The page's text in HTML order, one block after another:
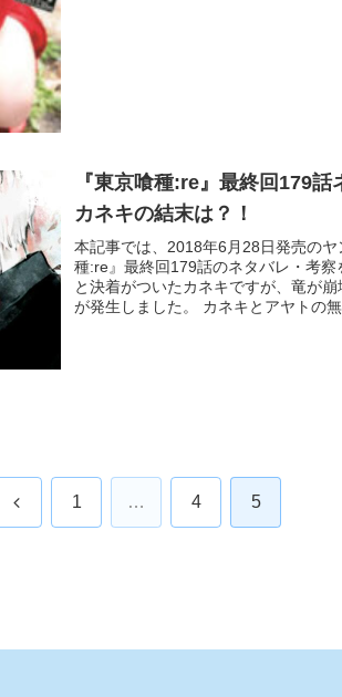
『東京喰種:re』最終回179
カネキの結末は？！
本記事では、2018年6月28日発売の
種:re』最終回179話のネタバレ・考
と決着がついたカネキですが、竜が
が発生しました。 カネキとアヤトの
前 1 … 4 5